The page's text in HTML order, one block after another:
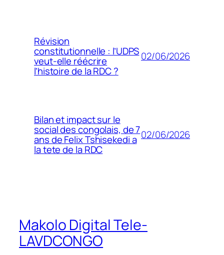
Révision
constitutionnelle : l’UDPS
veut-elle réécrire
l’histoire de la RDC ?
02/06/2026
Bilan et impact sur le
social des congolais, de 7
ans de Felix Tshisekedi a
la tete de la RDC
02/06/2026
Makolo Digital Tele-
LAVDCONGO